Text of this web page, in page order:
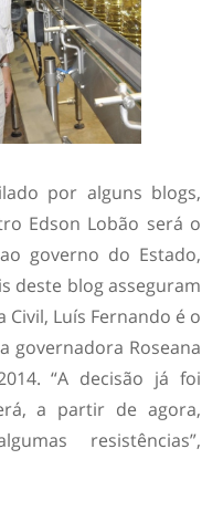
por alguns blogs,
Edson Lobão será o
governo do Estado,
deste blog asseguram
Civil, Luís Fernando é o
governadora Roseana
“A decisão já foi
a partir de agora,
resistências”,